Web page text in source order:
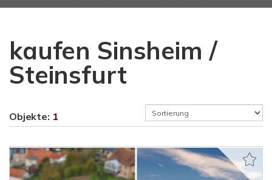
kaufen Sinsheim /
Steinsfurt
Objekte: 1